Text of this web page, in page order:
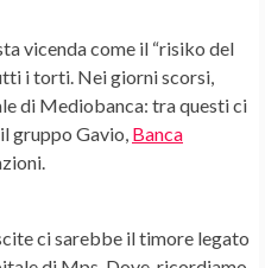
vicenda come il “risiko del
i torti. Nei giorni scorsi,
di Mediobanca: tra questi ci
gruppo Gavio, Banca
ci sarebbe il timore legato